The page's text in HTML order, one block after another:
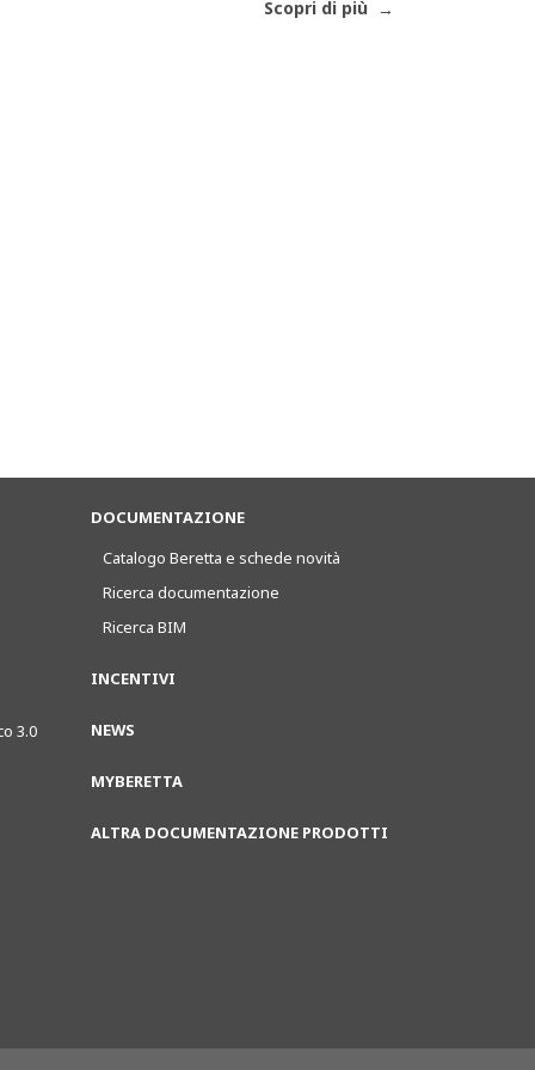
Scopri di più
3.0
DOCUMENTAZIONE
Catalogo Beretta e schede novità
Ricerca documentazione
Ricerca BIM
INCENTIVI
NEWS
MYBERETTA
ALTRA DOCUMENTAZIONE PRODOTTI